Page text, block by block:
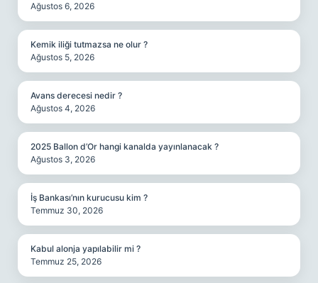
Ağustos 6, 2026
Kemik iliği tutmazsa ne olur ?
Ağustos 5, 2026
Avans derecesi nedir ?
Ağustos 4, 2026
2025 Ballon d’Or hangi kanalda yayınlanacak ?
Ağustos 3, 2026
İş Bankası’nın kurucusu kim ?
Temmuz 30, 2026
Kabul alonja yapılabilir mi ?
Temmuz 25, 2026